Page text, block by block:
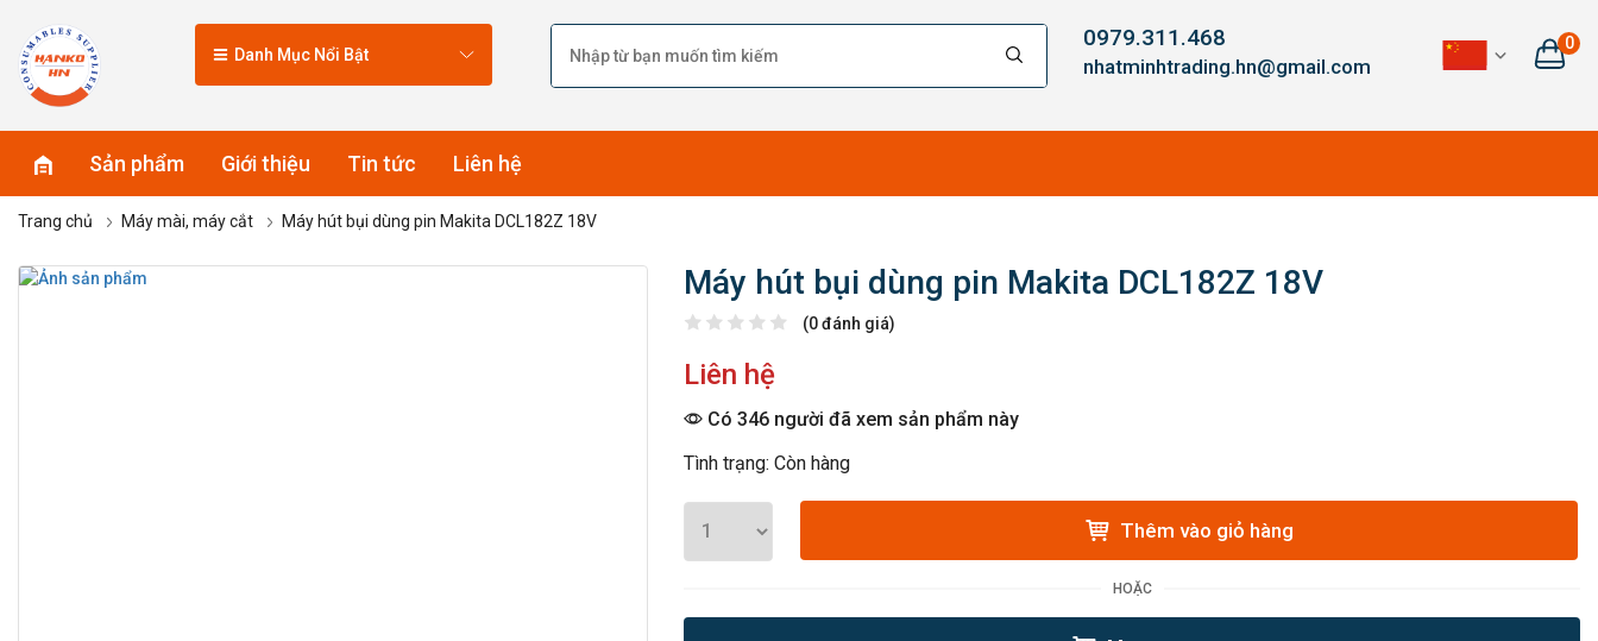
Danh Mục Nổi Bật
0979.311.468
nhatminhtrading.hn@gmail.com
0
Sản phẩm Giới thiệu Tin tức Liên hệ
Trang chủ Máy mài, máy cắt Máy hút bụi dùng pin Makita DCL182Z 18V
Máy hút bụi dùng pin Makita DCL182Z 18V
(0 đánh giá)
Liên hệ
Có 346 người đã xem sản phẩm này
Tình trạng: Còn hàng
Thêm vào giỏ hàng
HOẶC